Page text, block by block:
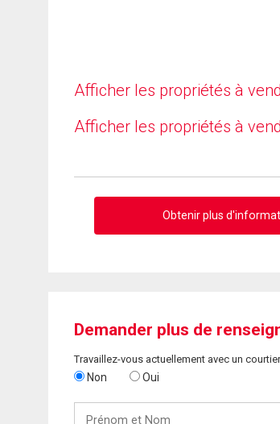
Afficher les propriétés à
Afficher les propriétés à
Obtenir plus
Demander plus de
Travaillez-vous actuellement avec un
Non Oui